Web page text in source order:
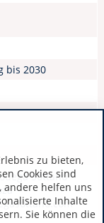
bis 2030
Sottano
zu bieten,
Cookies sind
andere helfen uns
Inhalte
Sie können die